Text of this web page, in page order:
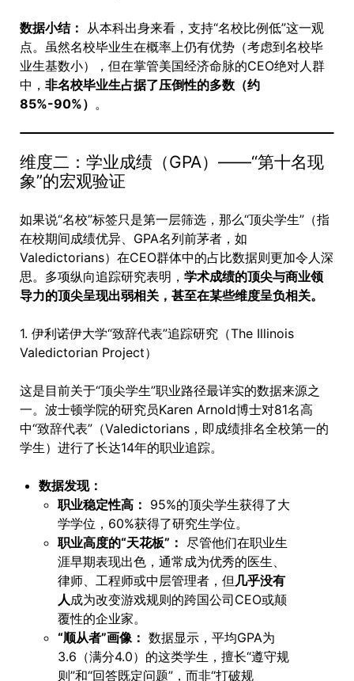
数据小结： 从本科出身来看，支持“名校比例低”这一观
点。虽然名校毕业生在概率上仍有优势（考虑到名校毕
业生基数小），但在掌管美国经济命脉的CEO绝对人群
中， 非名校毕业生占据了压倒性的多数（约
85%-90%） 。
维度二：学业成绩（GPA）——“第十名现
象”的宏观验证
如果说“名校”标签只是第一层筛选，那么“顶尖学生”（指
在校期间成绩优异、GPA名列前茅者，如
Valedictorians）在CEO群体中的占比数据则更加令人深
思。多项纵向追踪研究表明， 学术成绩的顶尖与商业领
导力的顶尖呈现出弱相关，甚至在某些维度呈负相关。
1. 伊利诺伊大学“致辞代表”追踪研究（The Illinois
Valedictorian Project）
这是目前关于“顶尖学生”职业路径最详实的数据来源之
一。波士顿学院的研究员Karen Arnold博士对81名高
中“致辞代表”（Valedictorians，即成绩排名全校第一的
学生）进行了长达14年的职业追踪。
数据发现：
职业稳定性高： 95%的顶尖学生获得了大
学学位，60%获得了研究生学位。
职业高度的“天花板”： 尽管他们在职业生
涯早期表现出色，通常成为优秀的医生、
律师、工程师或中层管理者，但几乎没有
人成为改变游戏规则的跨国公司CEO或颠
覆性的企业家。
“顺从者”画像： 数据显示，平均GPA为
3.6（满分4.0）的这类学生，擅长“遵守规
则”和“回答既定问题”，而非“打破规